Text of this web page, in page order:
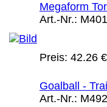
Megaform
Art.-Nr.:
Preis: 42.26 €
Goalball -
Art.-Nr.:
Unsere E-
Widerruf Datenschutz
the best possible